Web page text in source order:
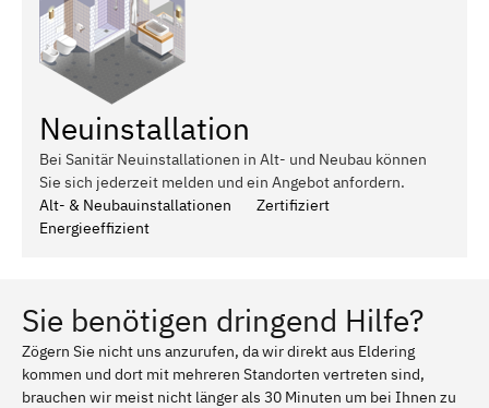
Neuinstallation
Bei Sanitär Neuinstallationen in Alt- und Neubau können
Sie sich jederzeit melden und ein Angebot anfordern.
Alt- & Neubauinstallationen
Zertifiziert
Energieeffizient
Sie benötigen dringend Hilfe?
Zögern Sie nicht uns anzurufen, da wir direkt aus Eldering
kommen und dort mit mehreren Standorten vertreten sind,
brauchen wir meist nicht länger als 30 Minuten um bei Ihnen zu